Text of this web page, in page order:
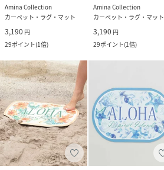
Amina Collection
カーペット・ラグ・マット
3,190 円
29ポイント(1倍)
Amina Collection
カーペット・ラグ・マット
3,190 円
29ポイント(1倍)